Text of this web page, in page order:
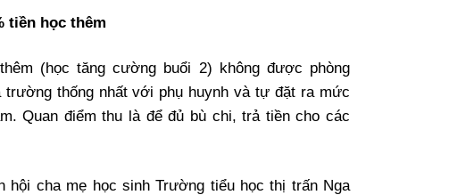
tiền học thêm
(học tăng cường buổi 2) không được phòng
trường thống nhất với phụ huynh và tự đặt ra mức
Quan điểm thu là để đủ bù chi, trả tiền cho các
hội cha mẹ học sinh Trường tiểu học thị trấn Nga